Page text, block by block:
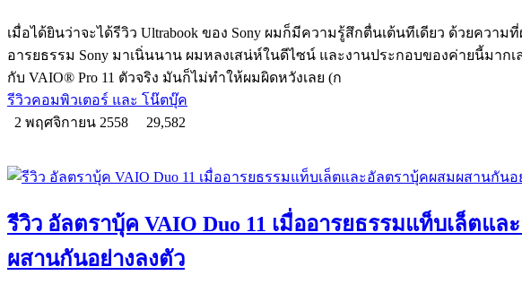
เมื่อได้ยินว่าจะได้รีวิว Ultrabook ของ Sony ผมก็มีความรู้สึกตื่นเต้นทีเดียว ด้วยความ
อารยธรรม Sony มาเนิ่นนาน ผมหลงเสน่ห์ในดีไซน์ และงานประกอบของค่ายนี้มากเ
กับ VAIO® Pro 11 ตัวจริง มันก็ไม่ทำให้ผมผิดหวังเลย (ก
รีวิวคอมพิวเตอร์ และ โน๊ตบุ๊ค
2 พฤศจิกายน 2558
29,582
รีวิว อัลตราบุ้ค VAIO Duo 11 เมื่ออารยธรรมแท็บเล็ตแ
ผสานกันอย่างลงตัว